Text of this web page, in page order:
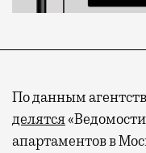
По данным
делятся
апартаментов в